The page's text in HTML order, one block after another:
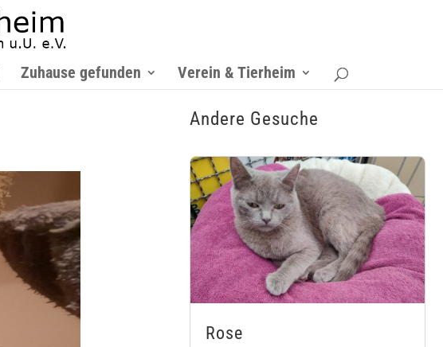
Zuhause gefunden Verein & Tierheim
Andere Gesuche
Rose